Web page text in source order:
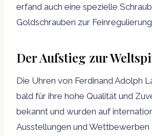
erfand auch eine spezielle
Goldschrauben zur
Der Aufstieg zur
Die Uhren von Ferdinand Adolph
bald für ihre hohe Qualität und
bekannt und wurden auf
Ausstellungen und Wettbewerben